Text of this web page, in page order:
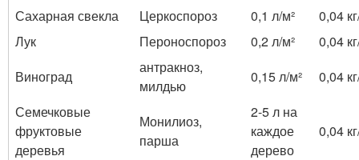
Сахарная свекла Церкоспороз 0,1 л/м²
0,04
Лук
Пероноспороз 0,2 л/м²
0,04
Виноград
антракноз,
милдью
0,15 л/м²
0,04
Семечковые
фруктовые
деревья
Монилиоз,
парша
2-5 л на
каждое
дерево
0,04